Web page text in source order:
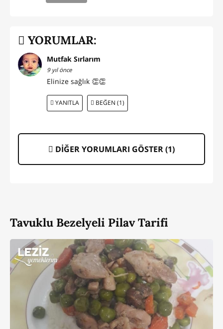
YORUMLAR:
Mutfak Sırlarım
9 yıl önce
Elinize sağlık 👏👏
YANITLA BEĞEN (1)
DİĞER YORUMLARI GÖSTER (1)
Tavuklu Bezelyeli Pilav Tarifi